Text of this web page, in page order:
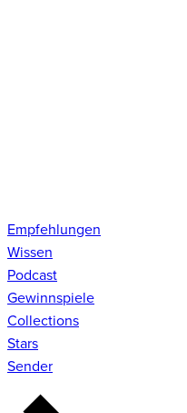
Empfehlungen
Wissen
Podcast
Gewinnspiele
Collections
Stars
Sender